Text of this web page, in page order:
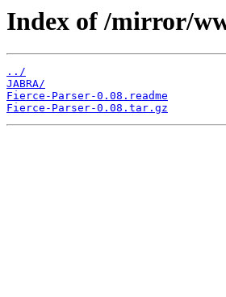
Index of /mirror/
../
JABRA/
Fierce-Parser-0.08.readme
Fierce-Parser-0.08.tar.gz